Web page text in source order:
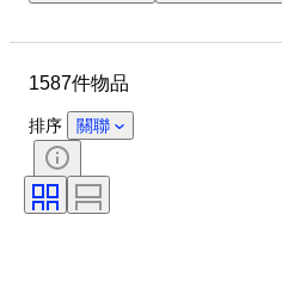
性別
證明
簽名
自鳴鐘
錶殼直徑
1587件物品
排序 關聯